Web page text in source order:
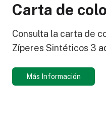
Carta de
Consulta la carta de
Zíperes Sintéticos 3
Más Información